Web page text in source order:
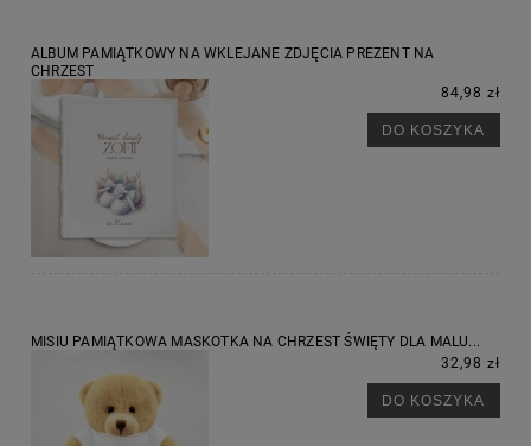
ALBUM PAMIĄTKOWY NA WKLEJANE ZDJĘCIA PREZENT NA
CHRZEST
84,98 zł
DO KOSZYKA
MISIU PAMIĄTKOWA MASKOTKA NA CHRZEST ŚWIĘTY DLA MALU...
32,98 zł
DO KOSZYKA